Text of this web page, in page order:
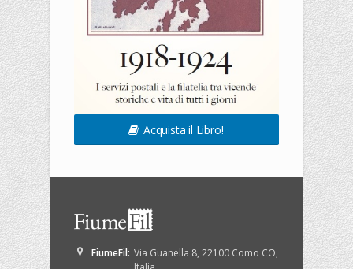
Acquista il Libro!
FiumeFil: Via Guanella 8, 22100 Como CO,